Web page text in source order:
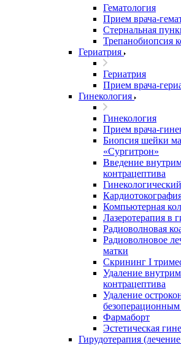
Гематология
Прием врача-
Стернальная
Трепанобиопсия
Гериатрия
Гериатрия
Прием врача-
Гинекология
Гинекология
Прием врача-
Биопсия шейки
«Сургитрон»
Введение
контрацептива
Компьютерная
Лазеротерапия в
Радиоволновая
Радиоволновое
матки
Скрининг I
Удаление
контрацептива
Удаление
Фармаборт
Эстетическая
Гирудотерапия